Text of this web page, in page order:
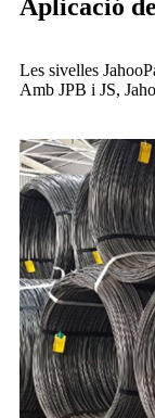
Aplicació
Les sivelles
Amb JPB i JS,